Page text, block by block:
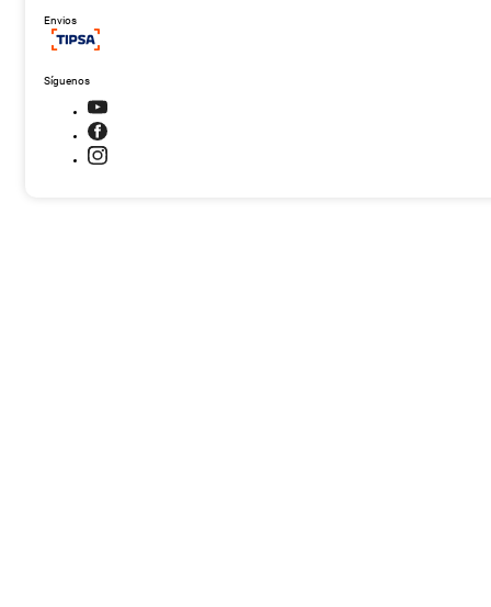
Envios
Síguenos